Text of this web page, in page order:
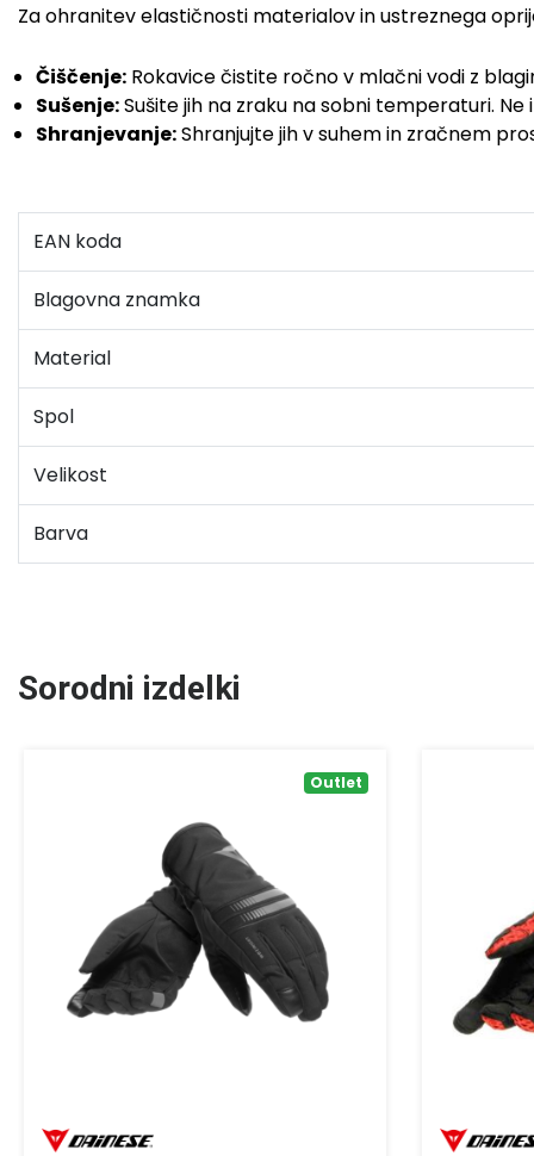
Za ohranitev elastičnosti materialov in ustreznega
Čiščenje: Rokavice čistite ročno v mlačni vodi z
Sušenje:Sušite jih na zraku na sobni temperaturi.
Shranjevanje:Shranjujte jih v suhem in zračnem
EAN koda
Blagovna znamka
Material
Spol
Velikost
Barva
Sorodni izdelki
Outlet